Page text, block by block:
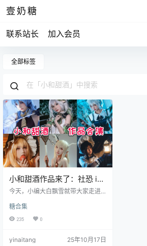
壹奶糖
联系站长 加入会员
全部标签
小和甜酒作品来了：社恐 i
人如何用可爱作品
今天，小编大白飘雪就带大家走进
社恐创作者如何用反差魅力圈粉无
数。 提到小和甜酒，最让人印象深
己是 “究极社恐”，连面对盗版号恶
糖合集
235 0
yinaitang 25年10月17日